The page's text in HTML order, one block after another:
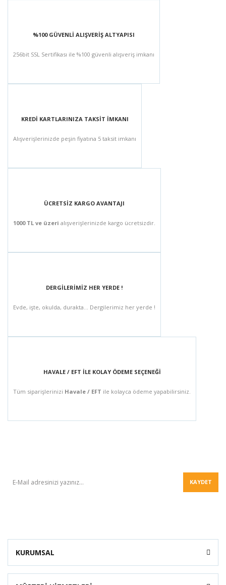
%100 GÜVENLİ ALIŞVERİŞ ALTYAPISI
256bit SSL Sertifikası ile %100 güvenli alışveriş imkanı
KREDİ KARTLARINIZA TAKSİT İMKANI
Alışverişlerinizde peşin fiyatına 5 taksit imkanı
ÜCRETSİZ KARGO AVANTAJI
1000 TL ve üzeri alışverişlerinizde kargo ücretsizdir.
DERGİLERİMİZ HER YERDE !
Evde, işte, okulda, durakta... Dergilerimiz her yerde !
HAVALE / EFT İLE KOLAY ÖDEME SEÇENEĞİ
Tüm siparişlerinizi Havale / EFT ile kolayca ödeme yapabilirsiniz.
KAYDET
KURUMSAL